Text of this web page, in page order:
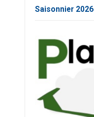
Saisonnier 2026